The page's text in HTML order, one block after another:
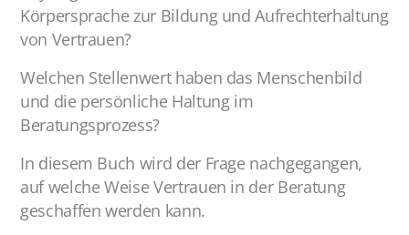
Körpersprache zur Bildung und Aufrechterhaltung
von Vertrauen?
Welchen Stellenwert haben das Menschenbild
und die persönliche Haltung im
Beratungsprozess?
In diesem Buch wird der Frage nachgegangen,
auf welche Weise Vertrauen in der Beratung
geschaffen werden kann.